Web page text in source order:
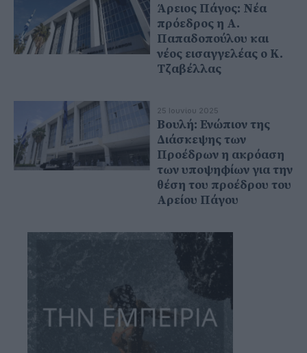
Άρειος Πάγος: Νέα
πρόεδρος η Α.
Παπαδοπούλου και
νέος εισαγγελέας ο Κ.
Τζαβέλλας
25 Ιουνίου 2025
Boυλή: Ενώπιον της
Διάσκεψης των
Προέδρων η ακρόαση
των υποψηφίων για την
θέση του προέδρου του
Αρείου Πάγου